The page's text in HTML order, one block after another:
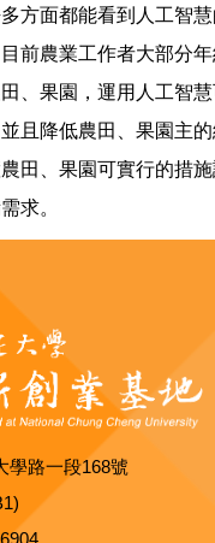
方面都能看到人工智
前農業工作者大部分
、果園，運用人工智
且降低農田、果園主的
田、果園可實行的措
求。
學路一段168號